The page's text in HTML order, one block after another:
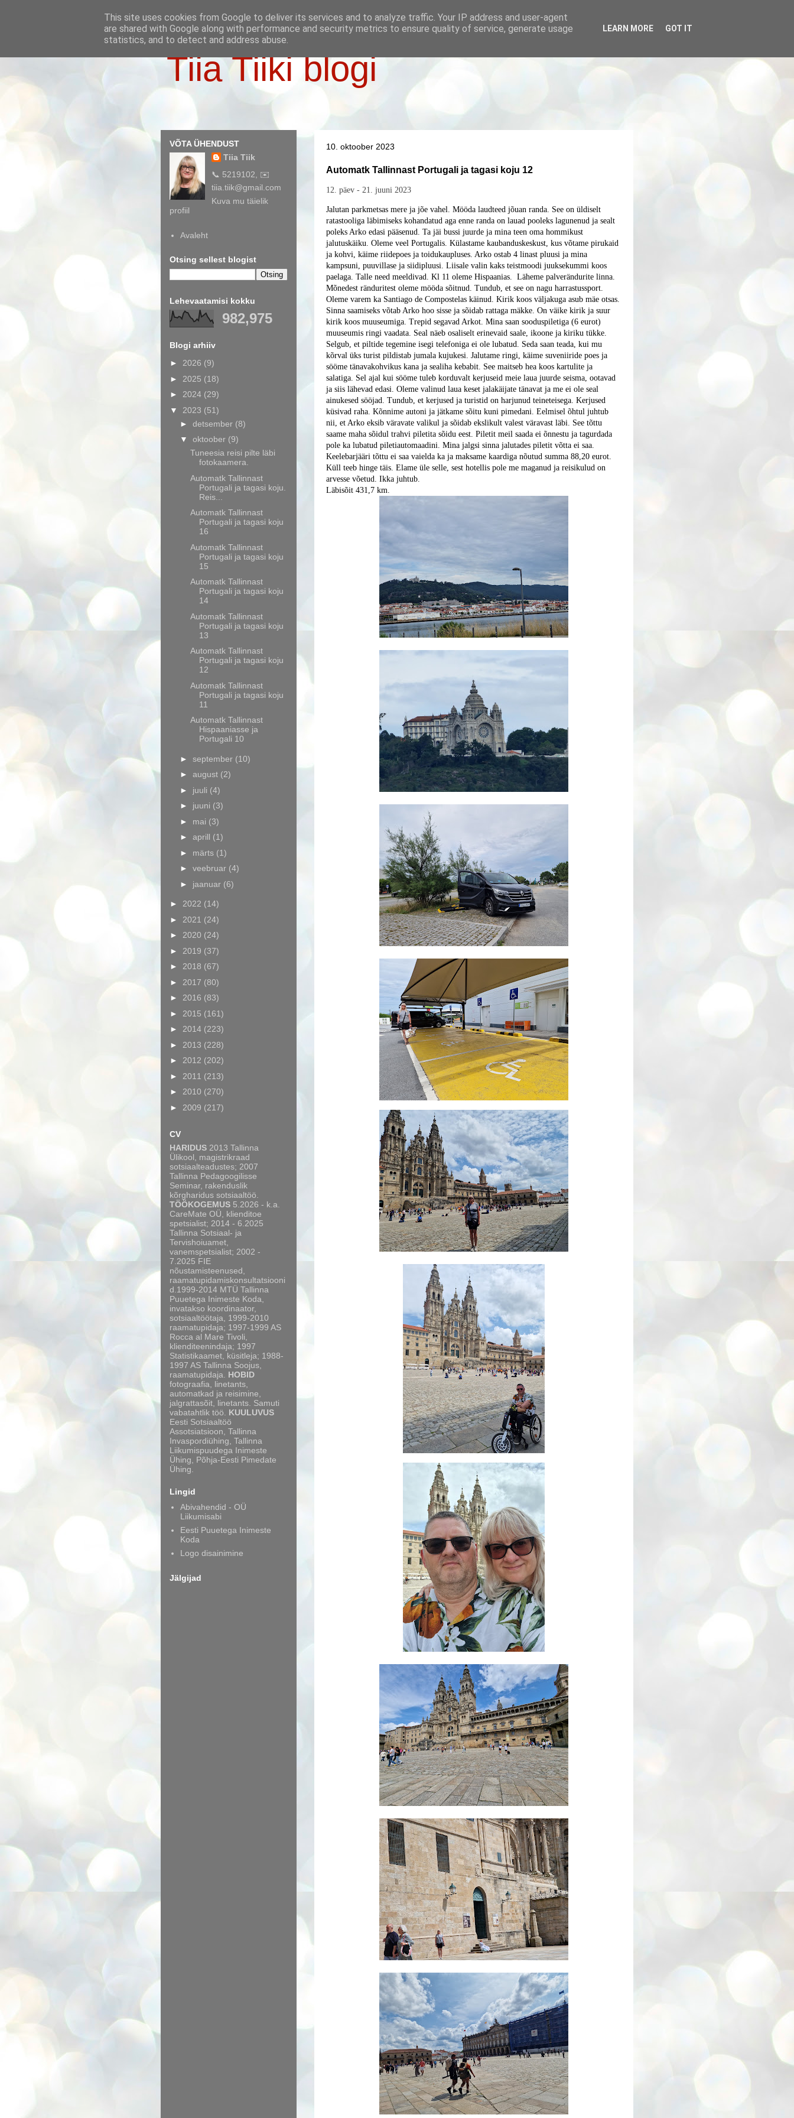
Tiia Tiiki blogi
10. oktoober 2023
Automatk Tallinnast Portugali ja tagasi koju 12
12. päev - 21. juuni 2023
Jalutan parkmetsas mere ja jõe vahel. Mööda laudteed jõuan randa. See on üldiselt
ratastooliga läbimiseks kohandatud aga enne randa on lauad pooleks lagunenud ja sealt
poleks Arko edasi pääsenud. Ta jäi bussi juurde ja mina teen oma hommikust
jalutuskäiku. Oleme veel Portugalis. Külastame kaubanduskeskust, kus võtame pirukaid
ja kohvi, käime riidepoes ja toidukaupluses. Arko ostab 4 linast pluusi ja mina
kampsuni, puuvillase ja siidipluusi. Liisale valin kaks teistmoodi juuksekummi koos
paelaga. Talle need meeldivad. Kl 11 oleme Hispaanias. Läheme palverändurite linna.
Mõnedest ränduritest oleme mööda sõitnud. Tundub, et see on nagu harrastussport.
Oleme varem ka Santiago de Compostelas käinud. Kirik koos väljakuga asub mäe otsas.
Sinna saamiseks võtab Arko hoo sisse ja sõidab rattaga mäkke. On väike kirik ja suur
kirik koos muuseumiga. Trepid segavad Arkot. Mina saan sooduspiletiga (6 eurot)
muuseumis ringi vaadata. Seal näeb osaliselt erinevaid saale, ikoone ja kiriku tükke.
Selgub, et piltide tegemine isegi telefoniga ei ole lubatud. Seda saan teada, kui mu
kõrval üks turist pildistab jumala kujukesi. Jalutame ringi, käime suveniiride poes ja
sööme tänavakohvikus kana ja sealiha kebabit. See maitseb hea koos kartulite ja
salatiga. Sel ajal kui sööme tuleb korduvalt kerjuseid meie laua juurde seisma, ootavad
ja siis lähevad edasi. Oleme valinud laua keset jalakäijate tänavat ja me ei ole seal
ainukesed sööjad. Tundub, et kerjused ja turistid on harjunud teineteisega. Kerjused
küsivad raha. Kõnnime autoni ja jätkame sõitu kuni pimedani. Eelmisel õhtul juhtub
nii, et Arko eksib väravate valikul ja sõidab ekslikult valest väravast läbi. See tõttu
saame maha sõidul trahvi piletita sõidu eest. Piletit meil saada ei õnnestu ja tagurdada
pole ka lubatud piletiautomaadini. Mina jalgsi sinna jalutades piletit võtta ei saa.
Keelebarjääri tõttu ei saa vaielda ka ja maksame kaardiga nõutud summa 88,20 eurot.
Küll teeb hinge täis. Elame üle selle, sest hotellis pole me maganud ja reisikulud on
arvesse võetud. Ikka juhtub.
Läbisõit 431,7 km.
VÕTA ÜHENDUST
Tiia Tiik
📞 5219102, ✉️
tiia.tiik@gmail.com
Kuva mu täielik
profiil
Avaleht
Otsing sellest blogist
Lehevaatamisi kokku
982,975
Blogi arhiiv
► 2026 (9)
► 2025 (18)
► 2024 (29)
▼ 2023 (51)
► detsember (8)
▼ oktoober (9)
Tuneesia reisi pilte läbi
fotokaamera.
Automatk Tallinnast
Portugali ja tagasi koju.
Reis...
Automatk Tallinnast
Portugali ja tagasi koju
16
Automatk Tallinnast
Portugali ja tagasi koju
15
Automatk Tallinnast
Portugali ja tagasi koju
14
Automatk Tallinnast
Portugali ja tagasi koju
13
Automatk Tallinnast
Portugali ja tagasi koju
12
Automatk Tallinnast
Portugali ja tagasi koju
11
Automatk Tallinnast
Hispaaniasse ja
Portugali 10
► september (10)
► august (2)
► juuli (4)
► juuni (3)
► mai (3)
► aprill (1)
► märts (1)
► veebruar (4)
► jaanuar (6)
► 2022 (14)
► 2021 (24)
► 2020 (24)
► 2019 (37)
► 2018 (67)
► 2017 (80)
► 2016 (83)
► 2015 (161)
► 2014 (223)
► 2013 (228)
► 2012 (202)
► 2011 (213)
► 2010 (270)
► 2009 (217)
CV
HARIDUS 2013 Tallinna
Ülikool, magistrikraad
sotsiaalteadustes; 2007
Tallinna Pedagoogilisse
Seminar, rakenduslik
kõrgharidus sotsiaaltöö.
TÖÖKOGEMUS 5.2026 - k.a.
CareMate OÜ, klienditoe
spetsialist; 2014 - 6.2025
Tallinna Sotsiaal- ja
Tervishoiuamet,
vanemspetsialist; 2002 -
7.2025 FIE
nõustamisteenused,
raamatupidamiskonsultatsiooni
d.1999-2014 MTÜ Tallinna
Puuetega Inimeste Koda,
invatakso koordinaator,
sotsiaaltöötaja, 1999-2010
raamatupidaja; 1997-1999 AS
Rocca al Mare Tivoli,
klienditeenindaja; 1997
Statistikaamet, küsitleja; 1988-
1997 AS Tallinna Soojus,
raamatupidaja. HOBID
fotograafia, linetants,
automatkad ja reisimine,
jalgrattasõit, linetants. Samuti
vabatahtlik töö. KUULUVUS
Eesti Sotsiaaltöö
Assotsiatsioon, Tallinna
Invaspordiühing, Tallinna
Liikumispuudega Inimeste
Ühing, Põhja-Eesti Pimedate
Ühing.
Lingid
Abivahendid - OÜ
Liikumisabi
Eesti Puuetega Inimeste
Koda
Logo disainimine
Jälgijad
This site uses cookies from Google to deliver its services and to analyze traffic. Your IP address and user-agent
are shared with Google along with performance and security metrics to ensure quality of service, generate usage
statistics, and to detect and address abuse.
LEARN MORE GOT IT